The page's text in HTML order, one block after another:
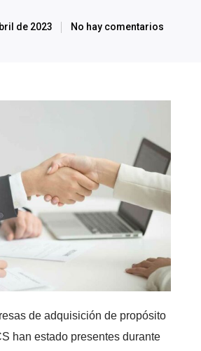
de 2023 No hay comentarios
de adquisición de propósito
han estado presentes durante